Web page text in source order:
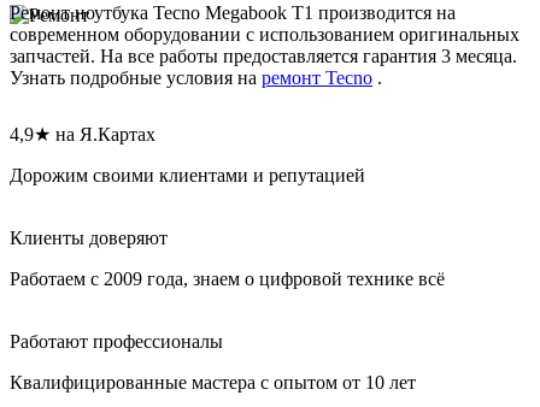
Ремонт ноутбука Tecno Megabook T1 производится на
современном оборудовании с использованием оригинальных
запчастей. На все работы предоставляется гарантия 3 месяца.
Узнать подробные условия на ремонт Tecno .
4,9★ на Я.Картах
Дорожим своими клиентами и репутацией
Клиенты доверяют
Работаем с 2009 года, знаем о цифровой технике всё
Работают профессионалы
Квалифицированные мастера с опытом от 10 лет